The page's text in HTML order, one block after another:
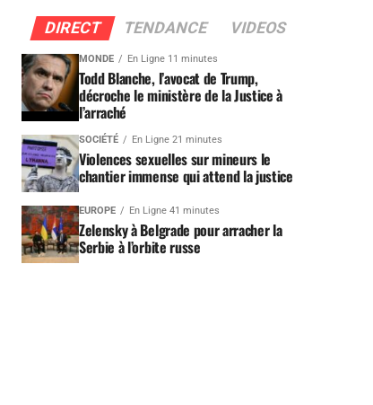
DIRECT TENDANCE VIDEOS
MONDE En Ligne 11 minutes
Todd Blanche, l’avocat de Trump,
décroche le ministère de la Justice à
l’arraché
SOCIÉTÉ En Ligne 21 minutes
Violences sexuelles sur mineurs le
chantier immense qui attend la justice
EUROPE En Ligne 41 minutes
Zelensky à Belgrade pour arracher la
Serbie à l’orbite russe